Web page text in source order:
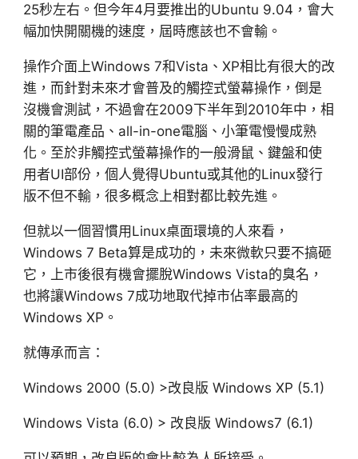
25秒左右。但今年4月要推出的Ubuntu 9.04，會大
幅加快開關機的速度，屆時應該也不會輸。
操作介面上Windows 7和Vista、XP相比有很大的改
進，而針對未來才會普及的觸控式螢幕操作，倒是
沒機會測試，不過會在2009下半年到2010年中，相
關的筆電產品、all-in-one電腦、小筆電慢慢成熟
化。至於非觸控式螢幕操作的一般滑鼠、鍵盤和使
用者UI部份，個人覺得Ubuntu或其他的Linux發行
版不但不輸，很多概念上相對都比較先進。
但就以一個習慣用Linux桌面環境的人來看，
Windows 7 Beta算是成功的，未來微軟只要不搞砸
它，上市後很有機會擺脫Windows Vista的臭名，
也將讓Windows 7成功地取代掉市佔率最高的
Windows XP。
就傳承而言：
Windows 2000 (5.0) >改良版 Windows XP (5.1)
Windows Vista (6.0) > 改良版 Windows7 (6.1)